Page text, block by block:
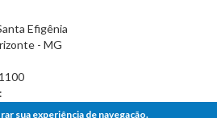
Efigênia
- MG
sua experiência de navegação.